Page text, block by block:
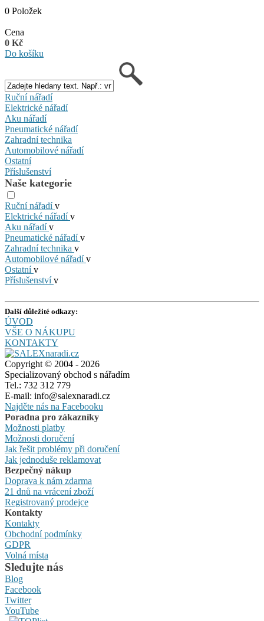
0 Položek
Cena
0 Kč
Do košíku
Ruční nářadí
Elektrické nářadí
Aku nářadí
Pneumatické nářadí
Zahradní technika
Automobilové nářadí
Ostatní
Příslušenství
Naše kategorie
Ruční nářadív
Elektrické nářadív
Aku nářadív
Pneumatické nářadív
Zahradní technika v
Automobilové nářadív
Ostatnív
Příslušenstvív
Další důležité odkazy:
ÚVOD
VŠE O NÁKUPU
KONTAKTY
Copyright © 2004 - 2026
Specializovaný obchod s nářadím
Tel.: 732 312 779
E-mail: info@salexnaradi.cz
Najděte nás na Facebooku
Poradna pro zákazníky
Možnosti platby
Možnosti doručení
Jak řešit problémy při doručení
Jak jednoduše reklamovat
Bezpečný nákup
Doprava k nám zdarma
21 dnů na vrácení zboží
Registrovaný prodejce
Kontakty
Kontakty
Obchodní podmínky
GDPR
Volná místa
Sledujte nás
Blog
Facebook
Twitter
YouTube